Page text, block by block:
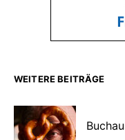
WEITERE BEITRÄGE